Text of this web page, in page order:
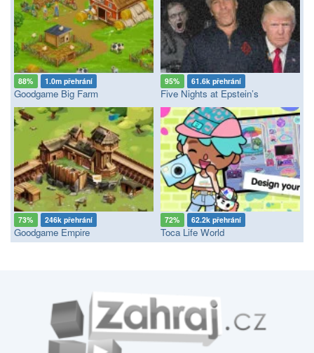
88% 1.0m přehrání
Goodgame Big Farm
95% 61.6k přehrání
Five Nights at Epstein’s
73% 246k přehrání
Goodgame Empire
72% 62.2k přehrání
Toca Life World